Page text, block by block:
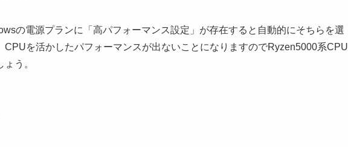
の電源プランに「高パフォーマンス設定」が存在すると自動的にそちらを選
CPUを活かしたパフォーマンスが出ないことになりますのでRyzen5000系CPU
う。